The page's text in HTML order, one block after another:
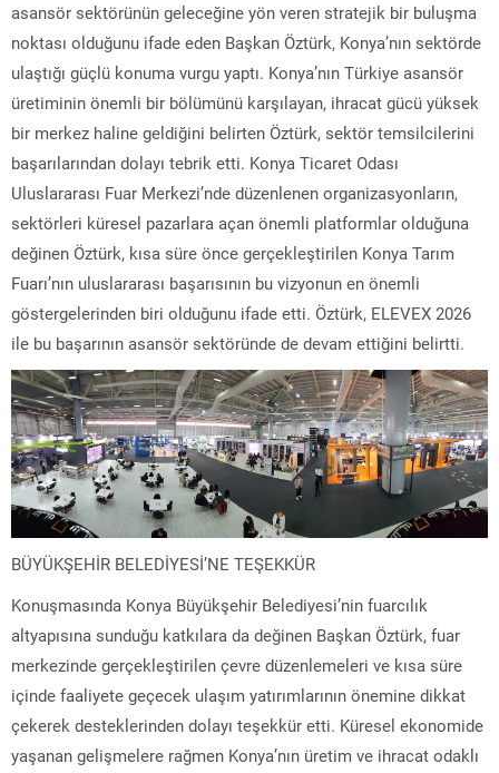
asansör sektörünün geleceğine yön veren stratejik bir buluşma
noktası olduğunu ifade eden Başkan Öztürk, Konya’nın sektörde
ulaştığı güçlü konuma vurgu yaptı. Konya’nın Türkiye asansör
üretiminin önemli bir bölümünü karşılayan, ihracat gücü yüksek
bir merkez haline geldiğini belirten Öztürk, sektör temsilcilerini
başarılarından dolayı tebrik etti. Konya Ticaret Odası
Uluslararası Fuar Merkezi’nde düzenlenen organizasyonların,
sektörleri küresel pazarlara açan önemli platformlar olduğuna
değinen Öztürk, kısa süre önce gerçekleştirilen Konya Tarım
Fuarı’nın uluslararası başarısının bu vizyonun en önemli
göstergelerinden biri olduğunu ifade etti. Öztürk, ELEVEX 2026
ile bu başarının asansör sektöründe de devam ettiğini belirtti.
BÜYÜKŞEHİR BELEDİYESİ’NE TEŞEKKÜR
Konuşmasında Konya Büyükşehir Belediyesi’nin fuarcılık
altyapısına sunduğu katkılara da değinen Başkan Öztürk, fuar
merkezinde gerçekleştirilen çevre düzenlemeleri ve kısa süre
içinde faaliyete geçecek ulaşım yatırımlarının önemine dikkat
çekerek desteklerinden dolayı teşekkür etti. Küresel ekonomide
yaşanan gelişmelere rağmen Konya’nın üretim ve ihracat odaklı